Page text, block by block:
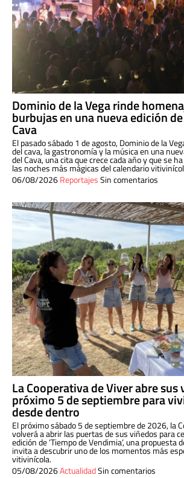
Dominio de la Vega rinde
burbujas en una nueva edición
Cava
El pasado sábado 1 de agosto, Dominio de la
del cava, la gastronomía y la música en una
del Cava, una cita que crece cada año y que se
las noches más mágicas del calendario
06/08/2026ReportajesSin comentarios
La Cooperativa de Viver abre sus
próximo 5 de septiembre para
desde dentro
El próximo sábado 5 de septiembre de 2026, la
volverá a abrir las puertas de sus viñedos para
edición de ‘Tiempo de Vendimia’, una propuesta
invita a descubrir uno de los momentos más
vitivinícola.
05/08/2026ActualidadSin comentarios